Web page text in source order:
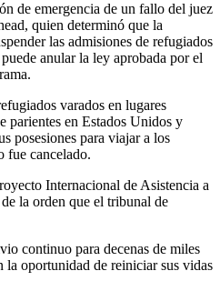
de emergencia de un fallo del juez
quien determinó que la
las admisiones de refugiados
anular la ley aprobada por el
varados en lugares
parientes en Estados Unidos y
posesiones para viajar a los
fue cancelado.
Internacional de Asistencia a
la orden que el tribunal de
continuo para decenas de miles
la oportunidad de reiniciar sus vidas